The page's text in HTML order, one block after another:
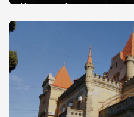
Ніжин греки?